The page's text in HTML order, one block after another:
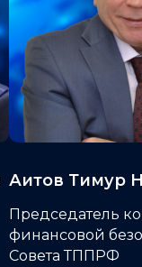
Калашников
Управляющий
Центра